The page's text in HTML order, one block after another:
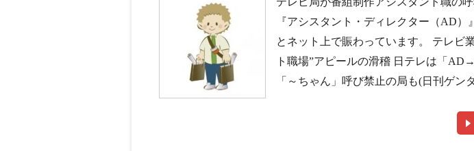
『アシスタント・ディレクター（AD）
とネット上で賑わっています。 テレビ
ト職場”アピールの滑稽 日テレは「
「～ちゃん」呼び禁止の局も(日刊ゲン